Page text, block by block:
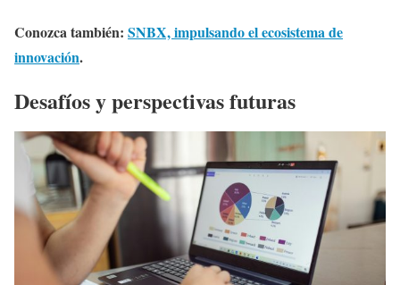
Conozca también: SNBX, impulsando el ecosistema de
innovación.
Desafíos y perspectivas futuras